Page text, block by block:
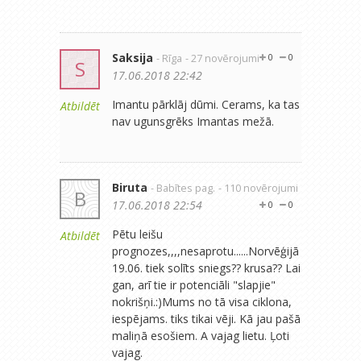
S
Atbildēt
Saksija - Rīga - 27 novērojumi 0
0
17.06.2018 22:42
Imantu pārklāj dūmi. Cerams, ka tas
nav ugunsgrēks Imantas mežā.
B
Atbildēt
Biruta - Babītes pag. - 110 novērojumi
0
0
17.06.2018 22:54
Pētu leišu
prognozes,,,,nesaprotu......Norvēģijā
19.06. tiek solīts sniegs?? krusa?? Lai
gan, arī tie ir potenciāli "slapjie"
nokrišņi.:)Mums no tā visa ciklona,
iespējams. tiks tikai vēji. Kā jau pašā
maliņā esošiem. A vajag lietu. Ļoti
vajag.